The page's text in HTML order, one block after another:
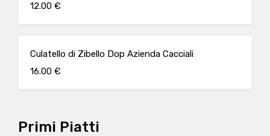
12.00 €
Culatello di Zibello Dop Azienda Cacciali
16.00 €
Primi Piatti